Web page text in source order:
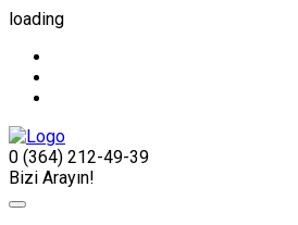
loading
0 (364) 212-49-39
Bizi Arayın!